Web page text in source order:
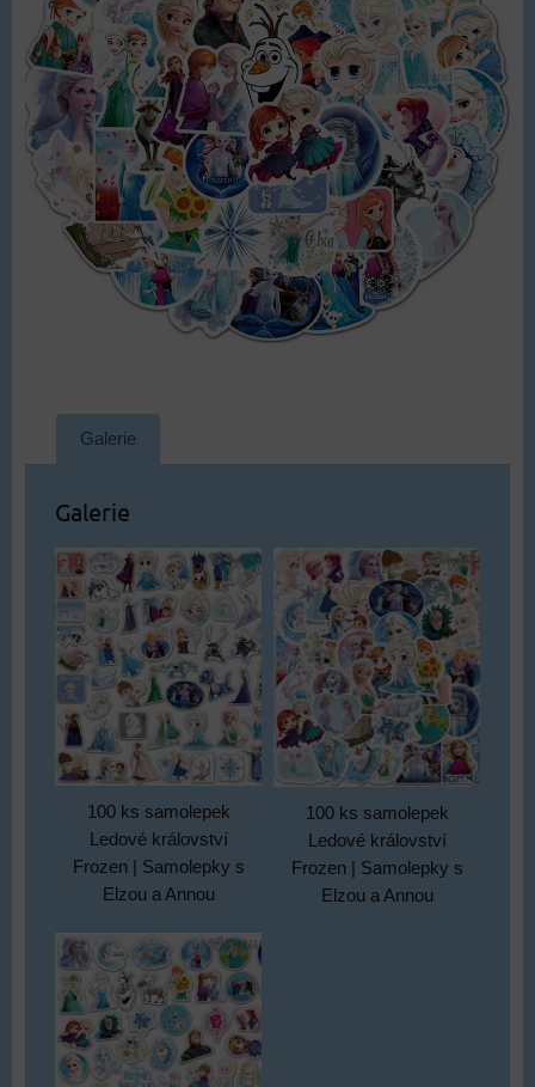
Galerie
Galerie
100 ks samolepek
Ledové království
Frozen | Samolepky s
Elzou a Annou
100 ks samolepek
Ledové království
Frozen | Samolepky s
Elzou a Annou